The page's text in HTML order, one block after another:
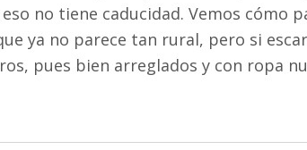
no tiene caducidad. Vemos cómo
ya no parece tan rural, pero si
pues bien arreglados y con ropa